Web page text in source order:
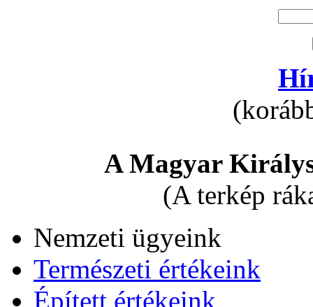
A Magyar
(A terkép
Nemzeti ügyeink
Természeti értékeink
Épített értékeink